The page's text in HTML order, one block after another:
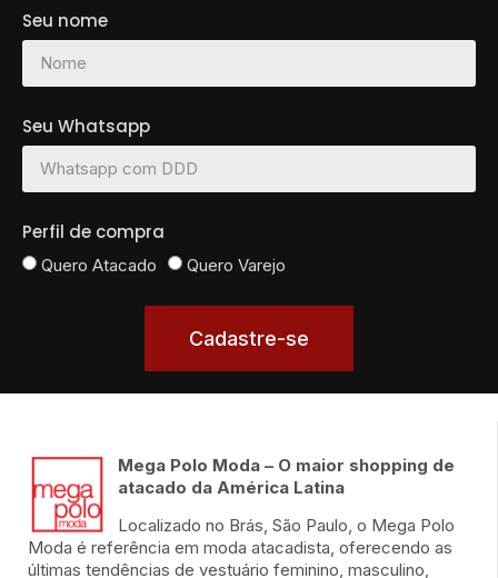
Seu nome
Seu Whatsapp
Perfil de compra
Quero Atacado Quero Varejo
Cadastre-se
Mega Polo Moda – O maior shopping de
atacado da América Latina
Localizado no Brás, São Paulo, o Mega Polo
Moda é referência em moda atacadista, oferecendo as
últimas tendências de vestuário feminino, masculino,